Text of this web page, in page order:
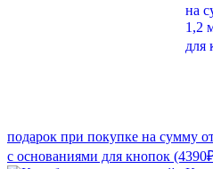
подарок при покупке на сумму
с основаниями для кнопок